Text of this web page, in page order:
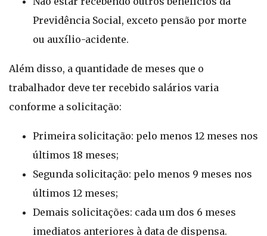
Previdência Social, exceto pensão por morte
ou auxílio-acidente.
Além disso, a quantidade de meses que o
trabalhador deve ter recebido salários varia
conforme a solicitação:
Primeira solicitação: pelo menos 12 meses nos
últimos 18 meses;
Segunda solicitação: pelo menos 9 meses nos
últimos 12 meses;
Demais solicitações: cada um dos 6 meses
imediatos anteriores à data de dispensa.